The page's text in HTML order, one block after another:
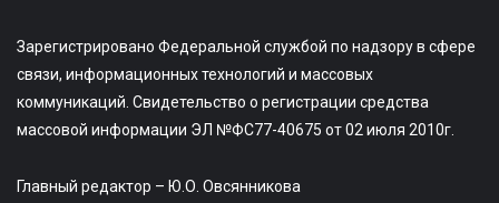
Зарегистрировано Федеральной службой по надзору в сфере
связи, информационных технологий и массовых
коммуникаций. Свидетельство о регистрации средства
массовой информации ЭЛ №ФС77-40675 от 02 июля 2010г.
Главный редактор – Ю.О. Овсянникова